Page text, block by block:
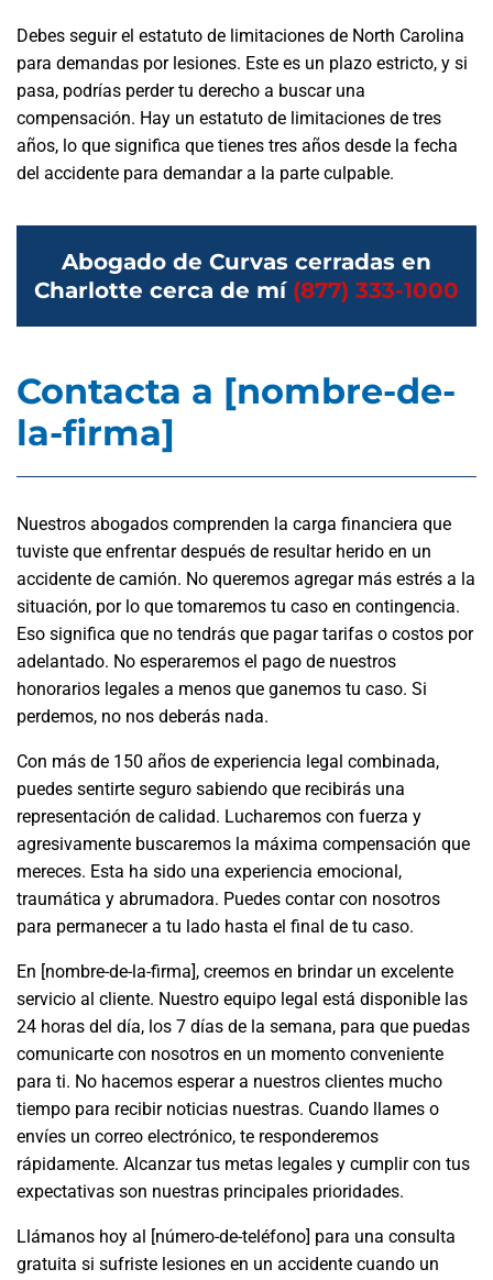
Debes seguir el estatuto de limitaciones de North Carolina
para demandas por lesiones. Este es un plazo estricto, y si
pasa, podrías perder tu derecho a buscar una
compensación. Hay un estatuto de limitaciones de tres
años, lo que significa que tienes tres años desde la fecha
del accidente para demandar a la parte culpable.
Abogado de Curvas cerradas en
Charlotte cerca de mí (877) 333-1000
Contacta a [nombre-de-
la-firma]
Nuestros abogados comprenden la carga financiera que
tuviste que enfrentar después de resultar herido en un
accidente de camión. No queremos agregar más estrés a la
situación, por lo que tomaremos tu caso en contingencia.
Eso significa que no tendrás que pagar tarifas o costos por
adelantado. No esperaremos el pago de nuestros
honorarios legales a menos que ganemos tu caso. Si
perdemos, no nos deberás nada.
Con más de 150 años de experiencia legal combinada,
puedes sentirte seguro sabiendo que recibirás una
representación de calidad. Lucharemos con fuerza y
agresivamente buscaremos la máxima compensación que
mereces. Esta ha sido una experiencia emocional,
traumática y abrumadora. Puedes contar con nosotros
para permanecer a tu lado hasta el final de tu caso.
En [nombre-de-la-firma], creemos en brindar un excelente
servicio al cliente. Nuestro equipo legal está disponible las
24 horas del día, los 7 días de la semana, para que puedas
comunicarte con nosotros en un momento conveniente
para ti. No hacemos esperar a nuestros clientes mucho
tiempo para recibir noticias nuestras. Cuando llames o
envíes un correo electrónico, te responderemos
rápidamente. Alcanzar tus metas legales y cumplir con tus
expectativas son nuestras principales prioridades.
Llámanos hoy al [número-de-teléfono] para una consulta
gratuita si sufriste lesiones en un accidente cuando un